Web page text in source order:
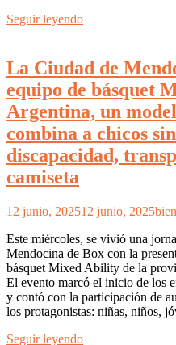
Seguir leyendo
La Ciudad de
equipo de básquet
Argentina, un
combina a chicos
discapacidad,
camiseta
12 junio, 202512 junio, 2025
Este miércoles, se vivió una
Mendocina de Box con la
básquet Mixed Ability de la
El evento marcó el inicio de los
y contó con la participación de
los protagonistas: niñas, niños,
Seguir leyendo